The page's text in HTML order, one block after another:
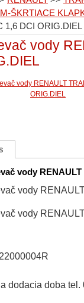
ŠKRTIACE
1,6 DCI ORIG.DIEL
vody
vody RENAULT
vody
vody
dodacia doba tel.